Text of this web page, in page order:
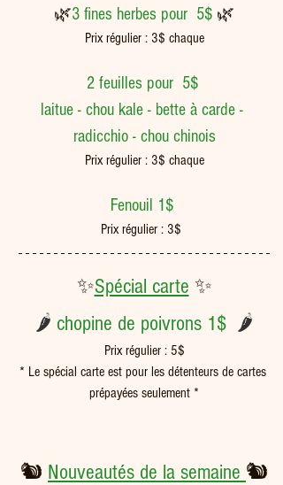
🌿3 fines herbes pour  5$ 🌿
Prix régulier : 3$ chaque
2 feuilles pour  5$
laitue - chou kale - bette à carde -
radicchio - chou chinois
Prix régulier : 3$ chaque
Fenouil 1$
Prix régulier : 3$
✨Spécial carte ✨
🌶 chopine de poivrons 1$ 🌶
Prix régulier : 5$
* Le spécial carte est pour les détenteurs de cartes
prépayées seulement *
🐿️ Nouveautés de la semaine 🐿️